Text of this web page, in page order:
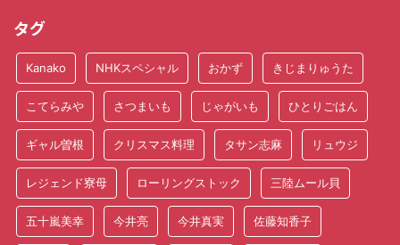
タグ
Kanako NHKスペシャル おかず きじまりゅうた
こてらみや さつまいも じゃがいも ひとりごはん
ギャル曽根 クリスマス料理 タサン志麻 リュウジ
レジェンド寮母 ローリングストック 三陸ムール貝
五十嵐美幸 今井亮 今井真実 佐藤知香子